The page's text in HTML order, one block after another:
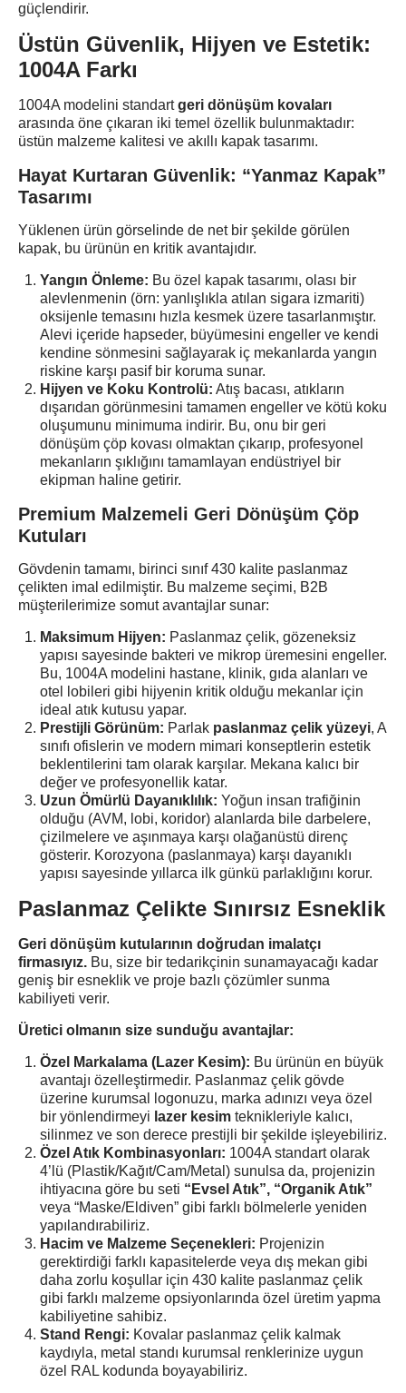
güçlendirir.
Üstün Güvenlik, Hijyen ve Estetik:
1004A Farkı
1004A modelini standartgeri dönüşüm kovaları
arasında öne çıkaran iki temel özellik bulunmaktadır:
üstün malzeme kalitesi ve akıllı kapak tasarımı.
Hayat Kurtaran Güvenlik: “Yanmaz Kapak”
Tasarımı
Yüklenen ürün görselinde de net bir şekilde görülen
kapak, bu ürünün en kritik avantajıdır.
Yangın Önleme: Bu özel kapak tasarımı, olası bir
alevlenmenin (örn: yanlışlıkla atılan sigara izmariti)
oksijenle temasını hızla kesmek üzere tasarlanmıştır.
Alevi içeride hapseder, büyümesini engeller ve kendi
kendine sönmesini sağlayarak iç mekanlarda yangın
riskine karşı pasif bir koruma sunar.
Hijyen ve Koku Kontrolü: Atış bacası, atıkların
dışarıdan görünmesini tamamen engeller ve kötü koku
oluşumunu minimuma indirir. Bu, onu bir geri
dönüşüm çöp kovası olmaktan çıkarıp, profesyonel
mekanların şıklığını tamamlayan endüstriyel bir
ekipman haline getirir.
Premium Malzemeli Geri Dönüşüm Çöp
Kutuları
Gövdenin tamamı, birinci sınıf 430 kalite paslanmaz
çelikten imal edilmiştir. Bu malzeme seçimi, B2B
müşterilerimize somut avantajlar sunar:
Maksimum Hijyen: Paslanmaz çelik, gözeneksiz
yapısı sayesinde bakteri ve mikrop üremesini engeller.
Bu, 1004A modelini hastane, klinik, gıda alanları ve
otel lobileri gibi hijyenin kritik olduğu mekanlar için
ideal atık kutusu yapar.
Prestijli Görünüm: Parlak paslanmaz çelik yüzeyi, A
sınıfı ofislerin ve modern mimari konseptlerin estetik
beklentilerini tam olarak karşılar. Mekana kalıcı bir
değer ve profesyonellik katar.
Uzun Ömürlü Dayanıklılık: Yoğun insan trafiğinin
olduğu (AVM, lobi, koridor) alanlarda bile darbelere,
çizilmelere ve aşınmaya karşı olağanüstü direnç
gösterir. Korozyona (paslanmaya) karşı dayanıklı
yapısı sayesinde yıllarca ilk günkü parlaklığını korur.
Paslanmaz Çelikte Sınırsız Esneklik
Geri dönüşüm kutularının doğrudan imalatçı
firmasıyız. Bu, size bir tedarikçinin sunamayacağı kadar
geniş bir esneklik ve proje bazlı çözümler sunma
kabiliyeti verir.
Üretici olmanın size sunduğu avantajlar:
Özel Markalama (Lazer Kesim): Bu ürünün en büyük
avantajı özelleştirmedir. Paslanmaz çelik gövde
üzerine kurumsal logonuzu, marka adınızı veya özel
bir yönlendirmeyi lazer kesim teknikleriyle kalıcı,
silinmez ve son derece prestijli bir şekilde işleyebiliriz.
Özel Atık Kombinasyonları: 1004A standart olarak
4’lü (Plastik/Kağıt/Cam/Metal) sunulsa da, projenizin
ihtiyacına göre bu seti “Evsel Atık”, “Organik Atık”
veya “Maske/Eldiven” gibi farklı bölmelerle yeniden
yapılandırabiliriz.
Hacim ve Malzeme Seçenekleri: Projenizin
gerektirdiği farklı kapasitelerde veya dış mekan gibi
daha zorlu koşullar için 430 kalite paslanmaz çelik
gibi farklı malzeme opsiyonlarında özel üretim yapma
kabiliyetine sahibiz.
Stand Rengi: Kovalar paslanmaz çelik kalmak
kaydıyla, metal standı kurumsal renklerinize uygun
özel RAL kodunda boyayabiliriz.